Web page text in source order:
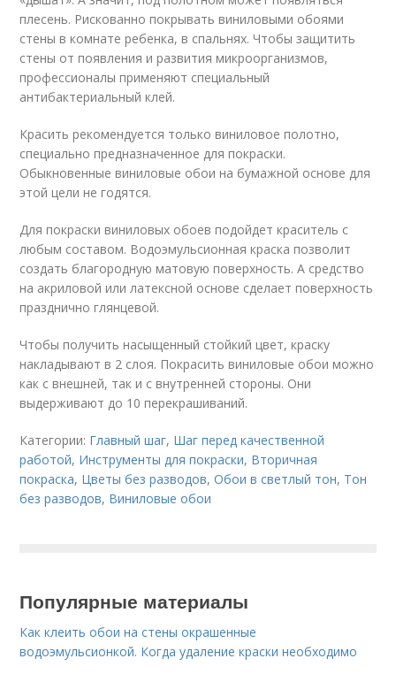
плесень. Рискованно покрывать виниловыми обоями
стены в комнате ребенка, в спальнях. Чтобы защитить
стены от появления и развития микроорганизмов,
профессионалы применяют специальный
антибактериальный клей.
Красить рекомендуется только виниловое полотно,
специально предназначенное для покраски.
Обыкновенные виниловые обои на бумажной основе для
этой цели не годятся.
Для покраски виниловых обоев подойдет краситель с
любым составом. Водоэмульсионная краска позволит
создать благородную матовую поверхность. А средство
на акриловой или латексной основе сделает поверхность
празднично глянцевой.
Чтобы получить насыщенный стойкий цвет, краску
накладывают в 2 слоя. Покрасить виниловые обои можно
как с внешней, так и с внутренней стороны. Они
выдерживают до 10 перекрашиваний.
Категории: Главный шаг, Шаг перед качественной
работой, Инструменты для покраски, Вторичная
покраска, Цветы без разводов,Обои в светлый тон, Тон
без разводов, Виниловые обои
Популярные материалы
Как клеить обои на стены окрашенные
водоэмульсионкой. Когда удаление краски необходимо